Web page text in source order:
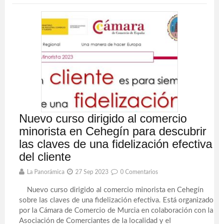
Nuevo curso dirigido al comercio
minorista en Cehegín para descubrir
las claves de una fidelización efectiva
del cliente
La Panorámica 27 Sep 2023 0 Comentarios
Nuevo curso dirigido al comercio minorista en Cehegín
sobre las claves de una fidelización efectiva. Está organizado
por la Cámara de Comercio de Murcia en colaboración con la
Asociación de Comerciantes de la localidad y el